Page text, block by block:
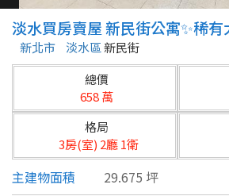
縣市
不限
台北市
基隆市
新北市
宜蘭縣
區域
淡水買房賣屋 新民街公寓✨稀有
新北市 淡水區新民街
總價
658 萬
格局
3房(室) 2廳 1衛
主建物面積
29.675 坪